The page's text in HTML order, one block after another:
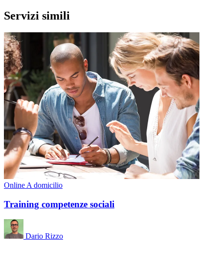
Servizi simili
Online A domicilio
Training competenze sociali
Dario Rizzo